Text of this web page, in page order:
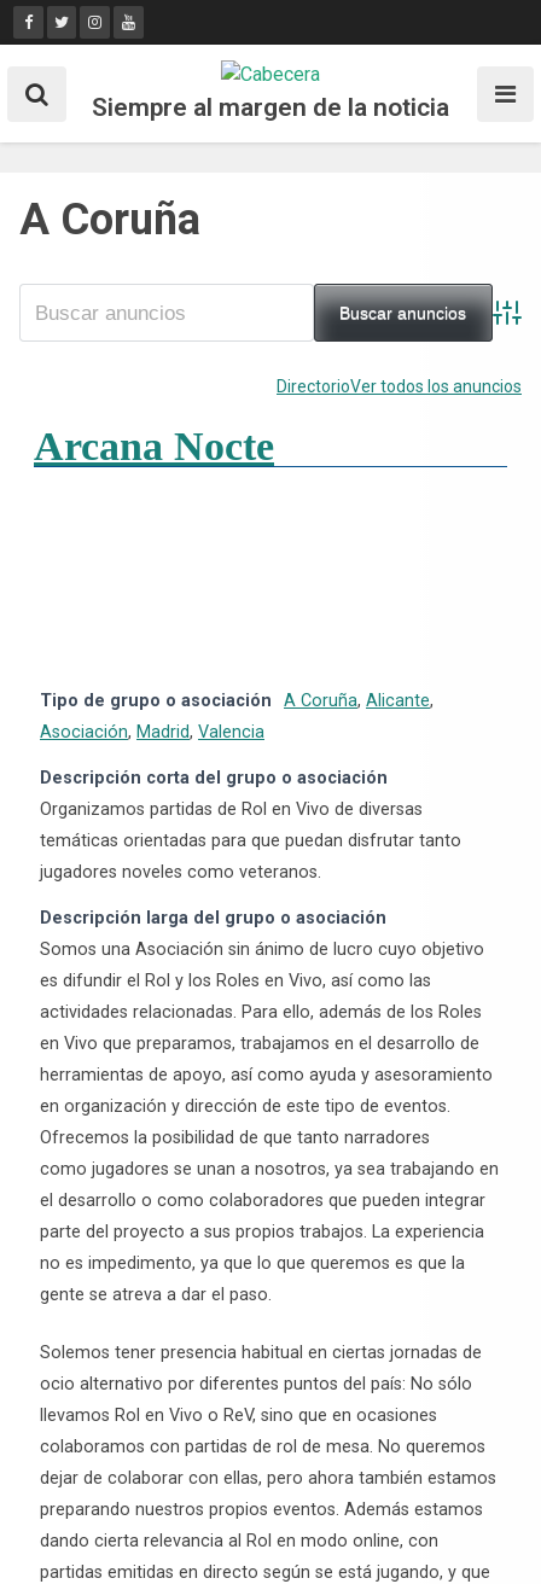
Skip
to
Siempre al margen de la noticia
A Coruña
DirectorioVer todos los anuncios
Arcana Nocte
Tipo de grupo o asociación A Coruña, Alicante,
Asociación, Madrid, Valencia
Descripción corta del grupo o asociación
Organizamos partidas de Rol en Vivo de diversas
temáticas orientadas para que puedan disfrutar tanto
jugadores noveles como veteranos.
Descripción larga del grupo o asociación
Somos una Asociación sin ánimo de lucro cuyo objetivo
es difundir el Rol y los Roles en Vivo, así como las
actividades relacionadas. Para ello, además de los Roles
en Vivo que preparamos, trabajamos en el desarrollo de
herramientas de apoyo, así como ayuda y asesoramiento
en organización y dirección de este tipo de eventos.
Ofrecemos la posibilidad de que tanto narradores
como jugadores se unan a nosotros, ya sea trabajando en
el desarrollo o como colaboradores que pueden integrar
parte del proyecto a sus propios trabajos. La experiencia
no es impedimento, ya que lo que queremos es que la
gente se atreva a dar el paso.
Solemos tener presencia habitual en ciertas jornadas de
ocio alternativo por diferentes puntos del país: No sólo
llevamos Rol en Vivo o ReV, sino que en ocasiones
colaboramos con partidas de rol de mesa. No queremos
dejar de colaborar con ellas, pero ahora también estamos
preparando nuestros propios eventos. Además estamos
dando cierta relevancia al Rol en modo online, con
partidas emitidas en directo según se está jugando, y que